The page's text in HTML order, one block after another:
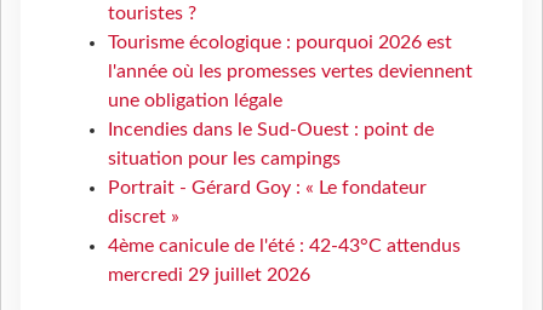
touristes ?
Tourisme écologique : pourquoi 2026 est
l'année où les promesses vertes deviennent
une obligation légale
Incendies dans le Sud-Ouest : point de
situation pour les campings
Portrait - Gérard Goy : « Le fondateur
discret »
4ème canicule de l'été : 42-43°C attendus
mercredi 29 juillet 2026